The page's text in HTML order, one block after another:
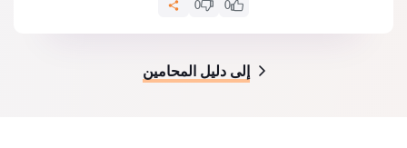
0
0
إلى دليل المحامين